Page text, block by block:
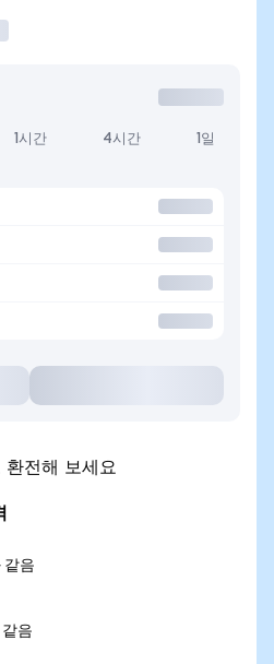
1시간 4시간 1일
전해 보세요
같음
음